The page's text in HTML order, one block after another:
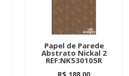
Papel de Parede
Abstrato Nickal 2
REF:NK530105R